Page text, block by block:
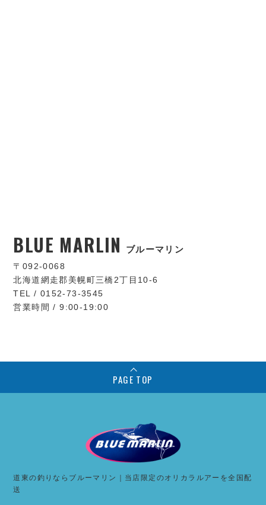
BLUE MARLIN ブルーマリン
〒092-0068
北海道網走郡美幌町三橋2丁目10-6
TEL / 0152-73-3545
営業時間 / 9:00-19:00
PAGE TOP
道東の釣りならブルーマリン｜当店限定のオリカラルアーを全国配
送